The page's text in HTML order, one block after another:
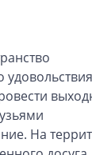
удовольствия
На